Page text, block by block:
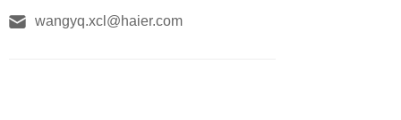
wangyq.xcl@haier.com